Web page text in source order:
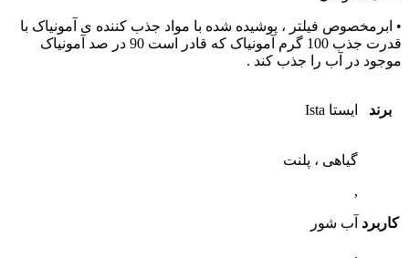
• ابرمخصوص فیلتر ، پوشیده شده با مواد جذب کننده ی آمونیاک با
قدرت جذب 100 گرم آمونیاک که قادر است 90 در صد آمونیاک
موجود در آب را جذب کند .
برند ایستا Ista
کاربرد
گیاهی ، پلنت
,
آب شور
,